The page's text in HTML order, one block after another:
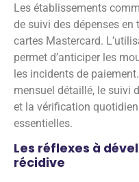
Les établissements
de suivi des dépenses en
cartes Mastercard.
permet d’anticiper les
les incidents de
mensuel détaillé, le suivi
et la vérification
essentielles.
Les réflexes à
récidive